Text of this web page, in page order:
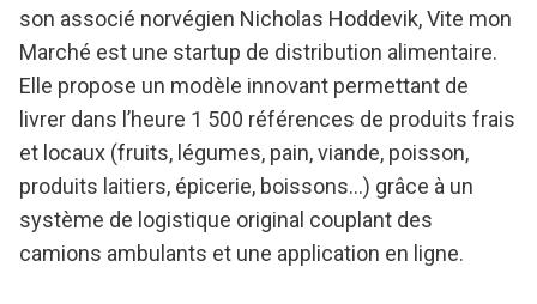
son associé norvégien Nicholas Hoddevik, Vite mon
Marché est une startup de distribution alimentaire.
Elle propose un modèle innovant permettant de
livrer dans l’heure 1 500 références de produits frais
et locaux (fruits, légumes, pain, viande, poisson,
produits laitiers, épicerie, boissons…) grâce à un
système de logistique original couplant des
camions ambulants et une application en ligne.